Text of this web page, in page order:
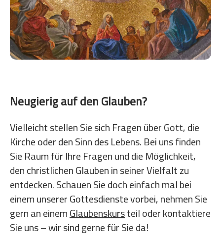
Neugierig auf den Glauben?
Vielleicht stellen Sie sich Fragen über Gott, die
Kirche oder den Sinn des Lebens. Bei uns finden
Sie Raum für Ihre Fragen und die Möglichkeit,
den christlichen Glauben in seiner Vielfalt zu
entdecken. Schauen Sie doch einfach mal bei
einem unserer Gottesdienste vorbei, nehmen Sie
gern an einemGlaubenskursteil oder kontaktiere
Sie uns – wir sind gerne für Sie da!